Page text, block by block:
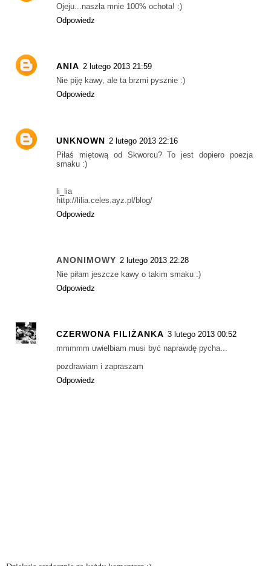
Ojeju...naszła mnie 100% ochota! :)
Odpowiedz
ANIA 2 lutego 2013 21:59
Nie piję kawy, ale ta brzmi pysznie :)
Odpowiedz
UNKNOWN 2 lutego 2013 22:16
Piłaś miętową od Skworcu? To jest dopiero poezja
smaku :)
li_lia
http://lilia.celes.ayz.pl/blog/
Odpowiedz
ANONIMOWY 2 lutego 2013 22:28
Nie piłam jeszcze kawy o takim smaku :)
Odpowiedz
CZERWONA FILIŻANKA 3 lutego 2013 00:52
mmmmm uwielbiam musi być naprawdę pycha...
pozdrawiam i zapraszam
Odpowiedz